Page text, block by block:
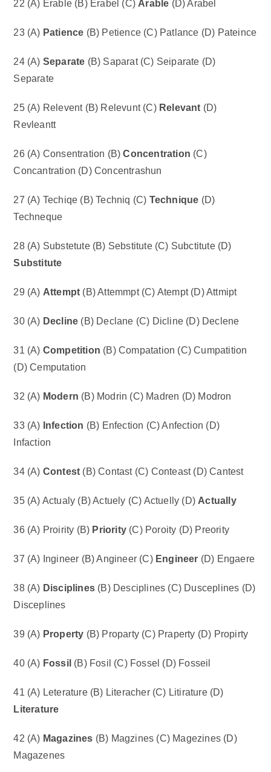
22 (A) Erable (B) Erabel (C) Arable (D) Arabel
23 (A) Patience (B) Petience (C) Patlance (D) Pateince
24 (A) Separate (B) Saparat (C) Seiparate (D)
Separate
25 (A) Relevent (B) Relevunt (C) Relevant (D)
Revleantt
26 (A) Consentration (B)Concentration (C)
Concantration (D) Concentrashun
27 (A) Techiqe (B) Techniq (C) Technique (D)
Techneque
28 (A) Substetute (B) Sebstitute (C) Subctitute (D)
Substitute
29 (A) Attempt (B) Attemmpt (C) Atempt (D) Attmipt
30 (A) Decline (B) Declane (C) Dicline (D) Declene
31 (A) Competition (B) Compatation (C) Cumpatition
(D) Cemputation
32 (A) Modern (B) Modrin (C) Madren (D) Modron
33 (A) Infection (B) Enfection (C) Anfection (D)
Infaction
34 (A) Contest (B) Contast (C) Conteast (D) Cantest
35 (A) Actualy (B) Actuely (C) Actuelly (D) Actually
36 (A) Proirity (B) Priority (C) Poroity (D) Preority
37 (A) Ingineer (B) Angineer (C) Engineer (D) Engaere
38 (A) Disciplines (B) Desciplines (C) Dusceplines (D)
Disceplines
39 (A) Property (B) Proparty (C) Praperty (D) Propirty
40 (A) Fossil (B) Fosil (C) Fossel (D) Fosseil
41 (A) Leterature (B) Literacher (C) Litirature (D)
Literature
42 (A) Magazines (B) Magzines (C) Magezines (D)
Magazenes